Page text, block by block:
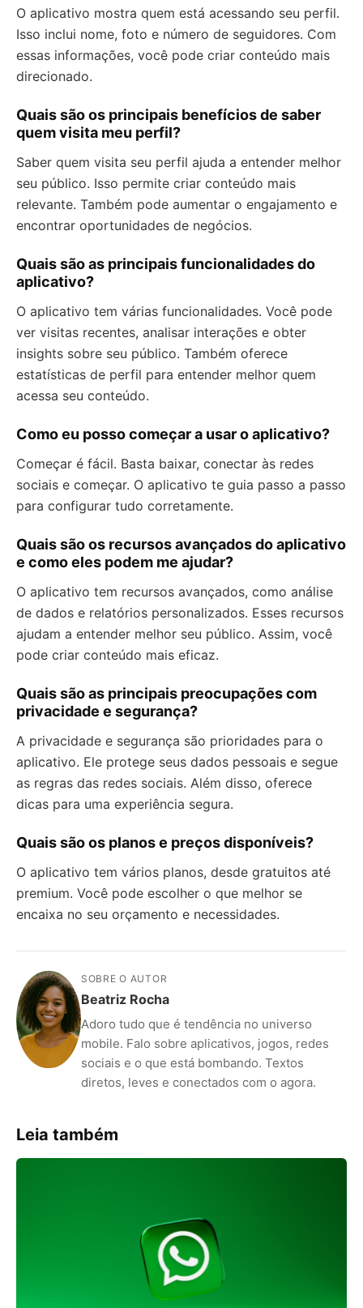
O aplicativo mostra quem está acessando seu perfil.
Isso inclui nome, foto e número de seguidores. Com
essas informações, você pode criar conteúdo mais
direcionado.
Quais são os principais benefícios de saber
quem visita meu perfil?
Saber quem visita seu perfil ajuda a entender melhor
seu público. Isso permite criar conteúdo mais
relevante. Também pode aumentar o engajamento e
encontrar oportunidades de negócios.
Quais são as principais funcionalidades do
aplicativo?
O aplicativo tem várias funcionalidades. Você pode
ver visitas recentes, analisar interações e obter
insights sobre seu público. Também oferece
estatísticas de perfil para entender melhor quem
acessa seu conteúdo.
Como eu posso começar a usar o aplicativo?
Começar é fácil. Basta baixar, conectar às redes
sociais e começar. O aplicativo te guia passo a passo
para configurar tudo corretamente.
Quais são os recursos avançados do aplicativo
e como eles podem me ajudar?
O aplicativo tem recursos avançados, como análise
de dados e relatórios personalizados. Esses recursos
ajudam a entender melhor seu público. Assim, você
pode criar conteúdo mais eficaz.
Quais são as principais preocupações com
privacidade e segurança?
A privacidade e segurança são prioridades para o
aplicativo. Ele protege seus dados pessoais e segue
as regras das redes sociais. Além disso, oferece
dicas para uma experiência segura.
Quais são os planos e preços disponíveis?
O aplicativo tem vários planos, desde gratuitos até
premium. Você pode escolher o que melhor se
encaixa no seu orçamento e necessidades.
SOBRE O AUTOR
Beatriz Rocha
Adoro tudo que é tendência no universo
mobile. Falo sobre aplicativos, jogos, redes
sociais e o que está bombando. Textos
diretos, leves e conectados com o agora.
Leia também